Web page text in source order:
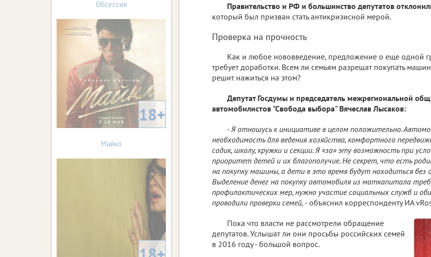
Правительство и РФ и большинство депутатов
который был призван стать антикризисной мерой.
Проверка на прочность
Как и любое нововведение, предложение о еще одной
требует доработки. Всем ли семьям разрешат покупать
решит нажиться на этом?
Депутат Госдумы и председатель межрегиональной
автомобилистов "Свобода выбора" Вячеслав Лысаков:
- Я отношусь к инициативе в целом положительно.
необходимость для ведения хозяйства, комфортного
садик, школу, кружки и секции. Я «за» эту возможность при
приоритет детей и их благополучие. Не секрет, что есть
на покупку машины, а дети в это время будут находиться без
Выделение денег на покупку автомобиля из маткапитала
профилактических мер, нужно участие социальных служб и
проводили проверки семей, - объяснил корреспонденту ИА
Пока что власти не рассмотрели обращение
депутатов. Услышат ли они просьбы российских семей
в 2016 году - большой вопрос.
Обсессия
18+
Майкл